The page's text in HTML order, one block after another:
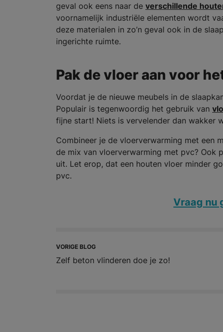
geval ook eens naar de verschillende
voornamelijk industriële elementen wordt
deze materialen in zo’n geval ook in de
ingerichte ruimte.
Pak de vloer aan voor
Voordat je de nieuwe meubels in de
Populair is tegenwoordig het gebruik van
fijne start! Niets is vervelender dan wakker
Combineer je de vloerverwarming met een
de mix van vloerverwarming met pvc? Ook
uit. Let erop, dat een houten vloer minder
pvc.
Vraag nu
VORIGE BLOG
Zelf beton vlinderen doe je zo!